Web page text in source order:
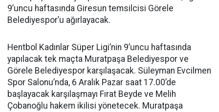
9’uncu haftasında Giresun temsilcisi Görele
Belediyespor’u ağırlayacak.
Hentbol Kadınlar Süper Ligi’nin 9’uncu haftasında
yapılacak tek maçta Muratpaşa Belediyespor ve
Görele Belediyespor karşılaşacak. Süleyman Evcilmen
Spor Salonu’nda, 6 Aralık Pazar saat 17.00’de
başlayacak karşılaşmayı Fırat Beyde ve Melih
Çobanoğlu hakem ikilisi yönetecek. Muratpaşa